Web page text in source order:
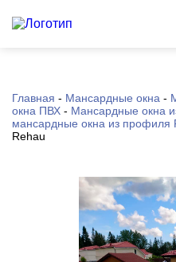
Главная - Мансардные окна -
окна ПВХ - Мансардные окна
мансардные окна из профиля
Rehau